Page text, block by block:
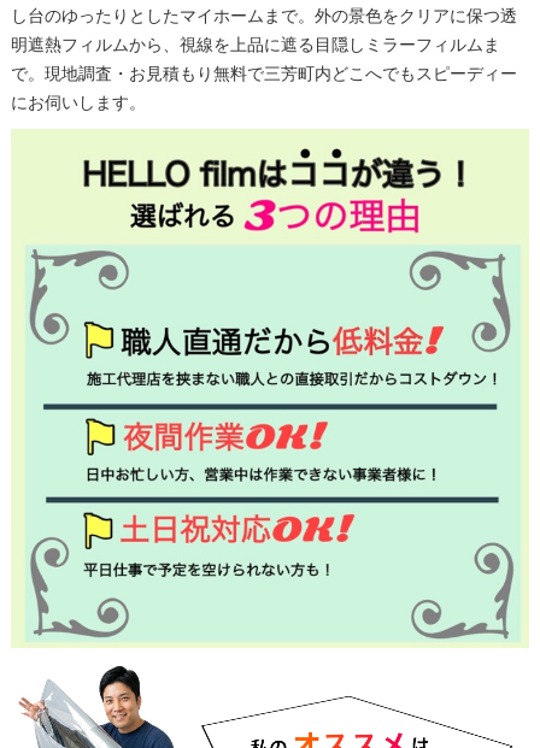
し台のゆったりとしたマイホームまで。外の景色をクリアに保つ透
明遮熱フィルムから、視線を上品に遮る目隠しミラーフィルムま
で。現地調査・お見積もり無料で三芳町内どこへでもスピーディー
にお伺いします。